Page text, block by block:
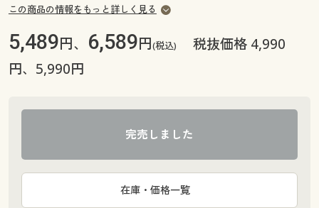
よくある質問とお問い合わせ
よくある質問とお問い合わせ
この商品の情報をもっと詳しく見る
5,489円、 6,589円(税込)
税抜価格 4,990
円、5,990円
完売しました
在庫・価格一覧